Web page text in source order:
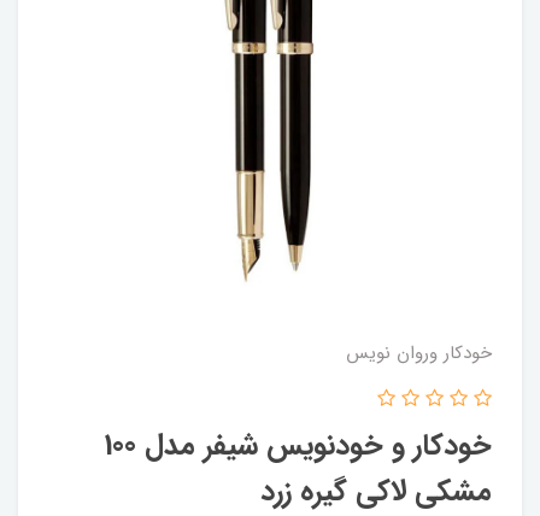
خودکار وروان نویس
خودکار و خودنویس شیفر مدل 100
مشکی لاکی گیره زرد